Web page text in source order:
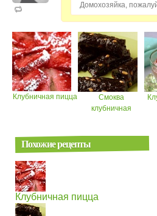
Клубничная пицца
Смоква
клубничная
Похожие рецепты
Клубничная пицца